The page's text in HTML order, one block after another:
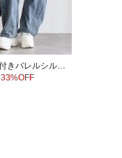
チェーン付きバレルシルエットデニムパンツ
33%OFF